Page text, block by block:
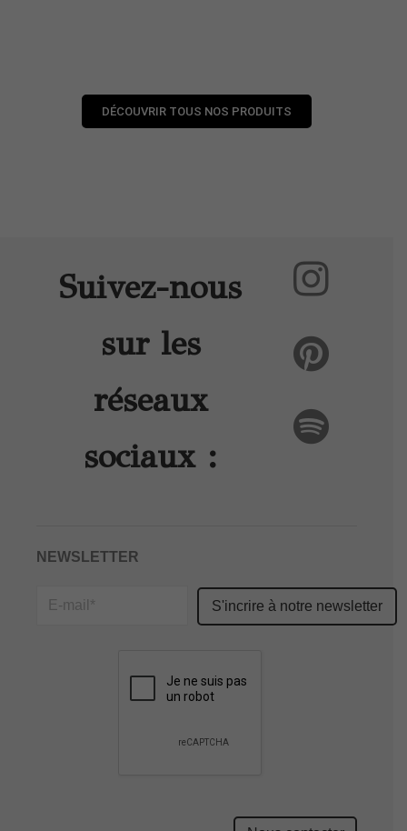
DÉCOUVRIR TOUS NOS PRODUITS
Suivez-nous
sur les
réseaux
sociaux :
NEWSLETTER
Please
leave
field
empty.